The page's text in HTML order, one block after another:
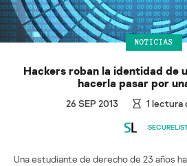
NOTICIAS
Hackers roban la identidad de
hacerla pasar por
26 SEP 2013 1 lectura
Una estudiante de derecho de 23 años